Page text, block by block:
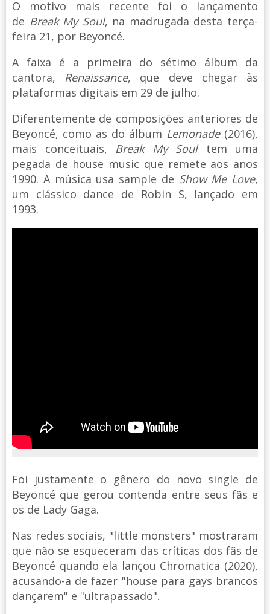
O motivo mais recente foi o lançamento
de Break My Soul, na madrugada desta terça-
feira 21, por Beyoncé.
A faixa é a primeira do sétimo álbum da
cantora, Renaissance, que deve chegar às
plataformas digitais em 29 de julho.
Diferentemente de composições anteriores de
Beyoncé, como as do álbum Lemonade(2016),
mais conceituais, Break My Soultem uma
pegada de house music que remete aos anos
1990. A música usa sample de Show Me Love,
um clássico dance de Robin S, lançado em
1993.
Foi justamente o gênero do novo single de
Beyoncé que gerou contenda entre seus fãs e
os de Lady Gaga.
Nas redes sociais, "little monsters" mostraram
que não se esqueceram das críticas dos fãs de
Beyoncé quando ela lançou Chromatica (2020),
acusando-a de fazer "house para gays brancos
dançarem" e "ultrapassado".